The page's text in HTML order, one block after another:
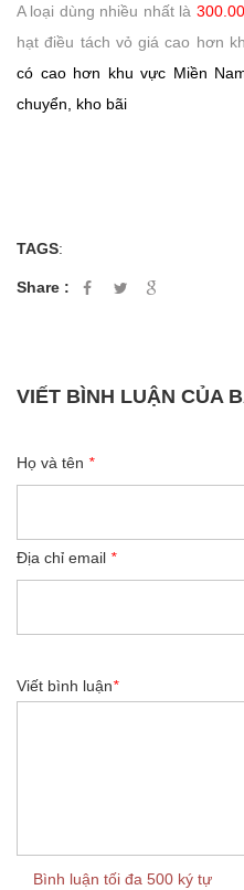
A loại dùng nhiều nhất là
hạt điều tách vỏ giá cao hơn
có cao hơn khu vực Miền
chuyển, kho bãi
TAGS:
Share :
VIẾT BÌNH LUẬN CỦA
Họ và tên *
Địa chỉ email *
Viết bình luận*
Bình luận tối đa 500 ký tự